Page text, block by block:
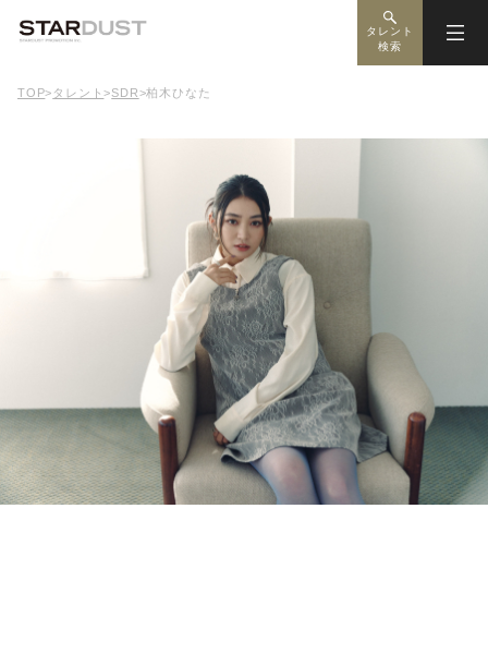
タレント
検索
TOP> タレント>SDR>柏木ひなた